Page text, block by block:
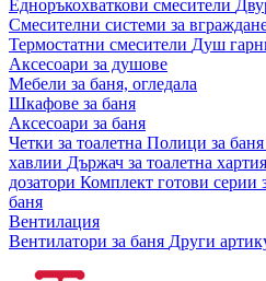
Едноръкохваткови смесители
Смесителни системи за
Термостатни смесители Душ
Аксесоари за душове
Мебели за баня, огледала
Шкафове за баня
Аксесоари за баня
Четки за тоалетна Полици за баня
хавлии Държач за тоалетна хартия
дозатори Комплект готови серии
баня
Вентилация
Вентилатори за баня Други